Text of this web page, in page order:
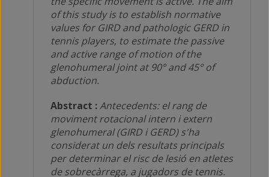
of this study is to establish normative
values for GIRD and pathologic GERD in
tennis players, to estimate the passive
and active range of motion of the
glenohumeral joint at 90° and 45° of
abduction.
Abstract :Antecedents: el rang de
moviment rotacional intern i extern
glenohumeral (GIRD i GERD) s'ha
considerat un dels resultats principals
per determinar el risc de lesió en atletes
de sobrecàrrega, a jugadors de tennis.